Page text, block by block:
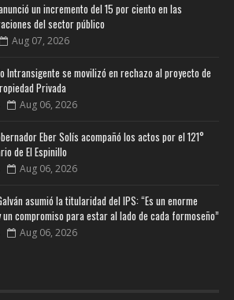
un incremento del 15 por ciento en las
del sector público
Aug 07, 2026
Intransigente se movilizó en rechazo al proyecto de
Privada
Aug 06, 2026
Eber Solís acompañó los actos por el 121°
de El Espinillo
Aug 06, 2026
asumió la titularidad del IPS: “Es un enorme
compromiso para estar al lado de cada formoseño”
Aug 06, 2026